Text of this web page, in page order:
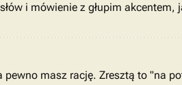
i mówienie z głupim akcentem,
masz rację. Zresztą to "na